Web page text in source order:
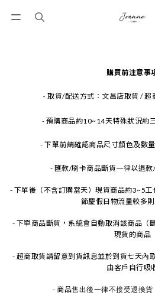
購買前注意事
-取貨/配送方式：文昌店取貨 / 超
- 預購商品約10~14天特殊狀況約
- 下單前請確認商品尺寸顏色及數
- 匯款/刷卡商品斷貨一律以退
- 下單後（不含訂購當天）現貨商品約3~5
節慶假日物流量較多
- 下單商品斷貨，系統會自動取消該商品（
現貨的商品
- 超商取貨請留意到貨訊息並於到貨七天內
由客戶自行吸
- 商品售出後一律不接受退換貨